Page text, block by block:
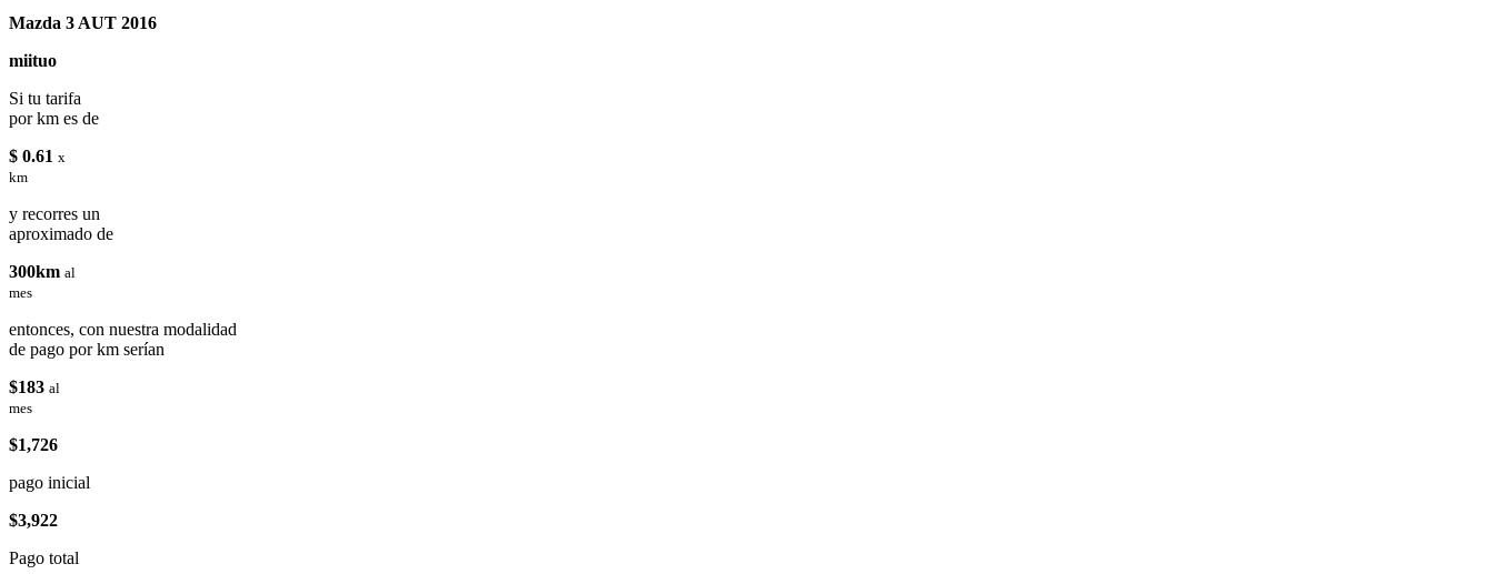
Mazda 3 AUT 2016
miituo
Si tu tarifa
por km es de
$ 0.61 x
km
y recorres un
aproximado de
300km al
mes
entonces, con nuestra modalidad
de pago por km serían
$183 al
mes
$1,726
pago inicial
$3,922
Pago total